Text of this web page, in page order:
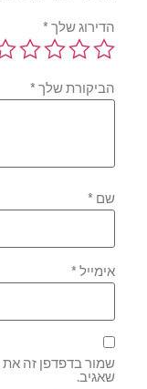
הדירוג שלך*
הביקורת שלך*
שם*
אימייל*
שמור בדפדפן זה
שאגיב.